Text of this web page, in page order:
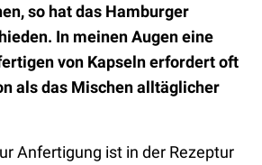
so hat das Hamburger
In meinen Augen eine
von Kapseln erfordert oft
als das Mischen alltäglicher
Anfertigung ist in der Rezeptur